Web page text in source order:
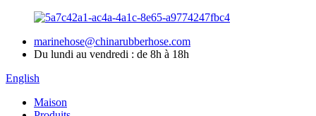
marinehose@chinarubberhose.com
Du lundi au vendredi : de 8h à 18h
English
Maison